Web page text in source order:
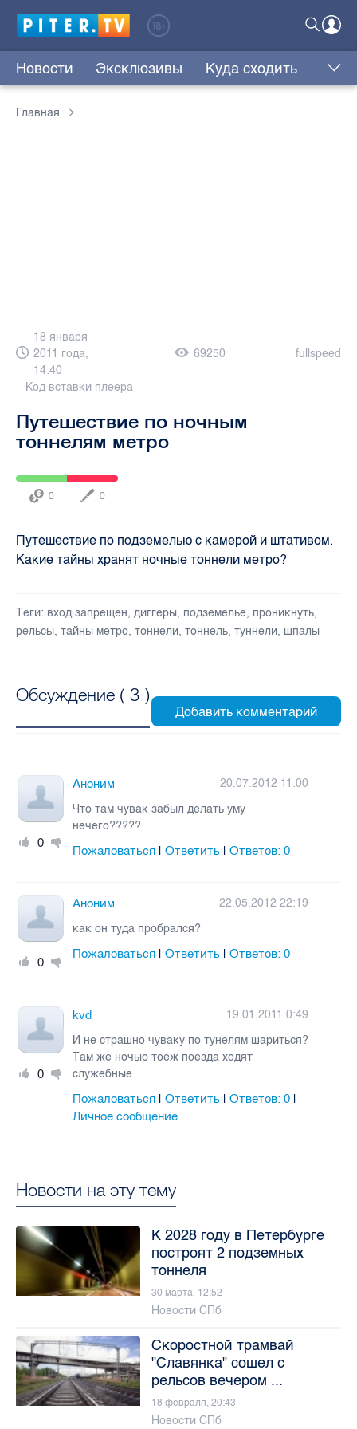
Новости Эксклюзивы Куда сходить
Главная
18 января
2011 года,
14:40
69250 fullspeed
Код вставки плеера
Путешествие по ночным
тоннелям метро
0 0
Путешествие по подземелью с камерой и штативом.
Какие тайны хранят ночные тоннели метро?
Теги: вход запрещен, диггеры, подземелье, проникнуть,
рельсы, тайны метро, тоннели, тоннель, туннели, шпалы
Обсуждение ( 3 )
0
Аноним
20.07.2012 11:00
Что там чувак забыл делать уму
нечего?????
Пожаловаться |Ответить |Ответов:0
0
Аноним
22.05.2012 22:19
как он туда пробрался?
Пожаловаться |Ответить |Ответов:0
0
kvd
19.01.2011 0:49
И не страшно чуваку по тунелям шариться?
Там же ночью тоеж поезда ходят
служебные
Пожаловаться |Ответить |Ответов:0
Личное сообщение
Новости на эту тему
К 2028 году в Петербурге
построят 2 подземных
тоннеля
30 марта, 12:52
Новости СПб
Скоростной трамвай
"Славянка" сошел с
рельсов вечером ...
18 февраля, 20:43
Новости СПб